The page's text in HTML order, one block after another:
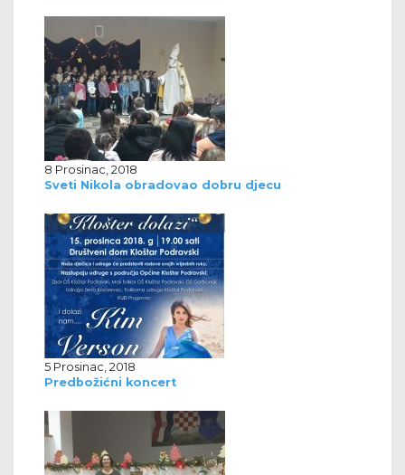
8 Prosinac, 2018
Sveti Nikola obradovao dobru djecu
5 Prosinac, 2018
Predbožićni koncert